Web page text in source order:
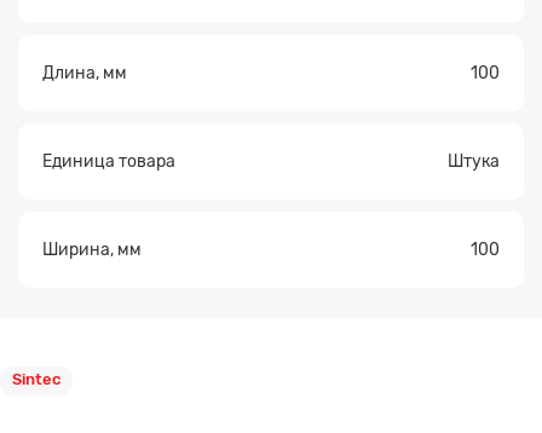
Длина, мм 100
Единица товара Штука
Ширина, мм 100
Sintec